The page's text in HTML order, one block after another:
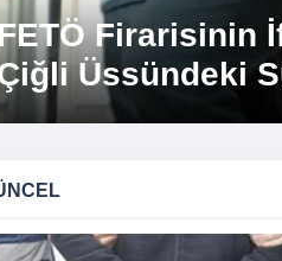
Firarisinin
Üssündeki
Pehlivan,